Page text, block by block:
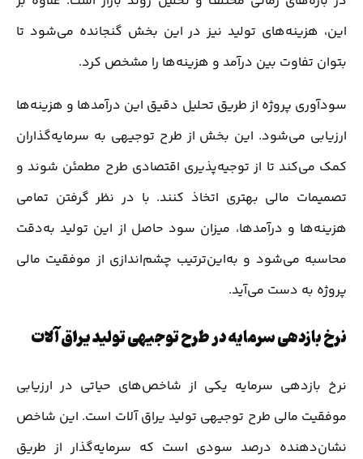
این، هزینه‌های تولید نیز در این بخش گنجانده می‌شود تا
بتوان تفاوت بین درآمد و هزینه‌ها را مشخص کرد.
سودآوری پروژه از طریق تحلیل دقیق این درآمدها و هزینه‌ها
ارزیابی می‌شود. این بخش از طرح توجیهی به سرمایه‌گذاران
کمک می‌کند تا از توجیه‌پذیری اقتصادی طرح مطمئن شوند و
تصمیمات مالی بهتری اتخاذ کنند. با در نظر گرفتن تمامی
هزینه‌ها و درآمدها، میزان سود حاصل از این تولید به‌دقت
محاسبه می‌شود و به‌این‌ترتیب چشم‌اندازی از موفقیت مالی
پروژه به دست می‌آید.
نرخ بازدهی سرمایه در طرح توجیهی تولید یراق آلات
نرخ بازدهی سرمایه یکی از شاخص‌های حیاتی در ارزیابی
موفقیت مالی طرح توجیهی تولید یراق آلات است. این شاخص
نشان‌دهنده درصد سودی است که سرمایه‌گذار از طریق